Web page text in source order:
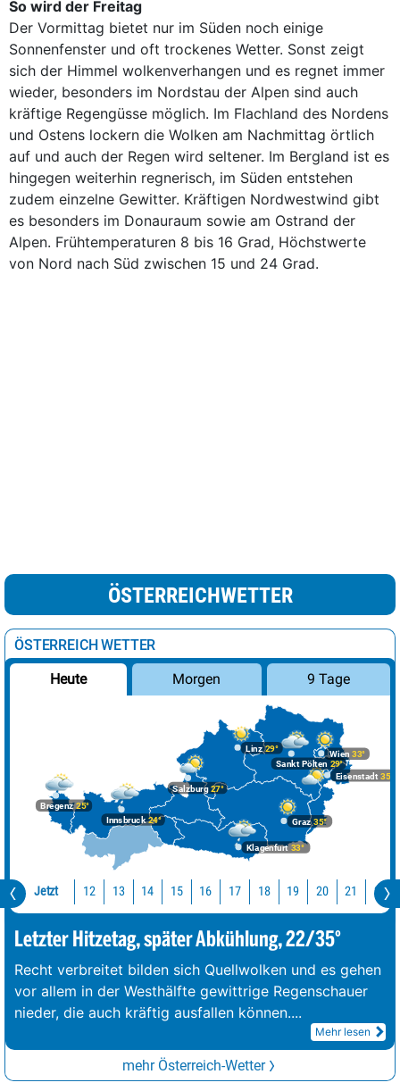
So wird der Freitag
Der Vormittag bietet nur im Süden noch einige
Sonnenfenster und oft trockenes Wetter. Sonst zeigt
sich der Himmel wolkenverhangen und es regnet immer
wieder, besonders im Nordstau der Alpen sind auch
kräftige Regengüsse möglich. Im Flachland des Nordens
und Ostens lockern die Wolken am Nachmittag örtlich
auf und auch der Regen wird seltener. Im Bergland ist es
hingegen weiterhin regnerisch, im Süden entstehen
zudem einzelne Gewitter. Kräftigen Nordwestwind gibt
es besonders im Donauraum sowie am Ostrand der
Alpen. Frühtemperaturen 8 bis 16 Grad, Höchstwerte
von Nord nach Süd zwischen 15 und 24 Grad.
ÖSTERREICHWETTER
ÖSTERREICH WETTER
Heute Morgen 9 Tage
Bregenz25°
Graz35°
Innsbruck24°
Klagenfurt 33°
Linz29°
Salzburg27°
Wien 33°
Eisenstadt 35°
Sankt Pölten 29°
Jetzt 12 13 14 15 16 17 18 19 20 21 22
Letzter Hitzetag, später Abkühlung, 22/35°
Recht verbreitet bilden sich Quellwolken und es gehen
vor allem in der Westhälfte gewittrige Regenschauer
nieder, die auch kräftig ausfallen können....
Mehr lesen
mehr Österreich-Wetter